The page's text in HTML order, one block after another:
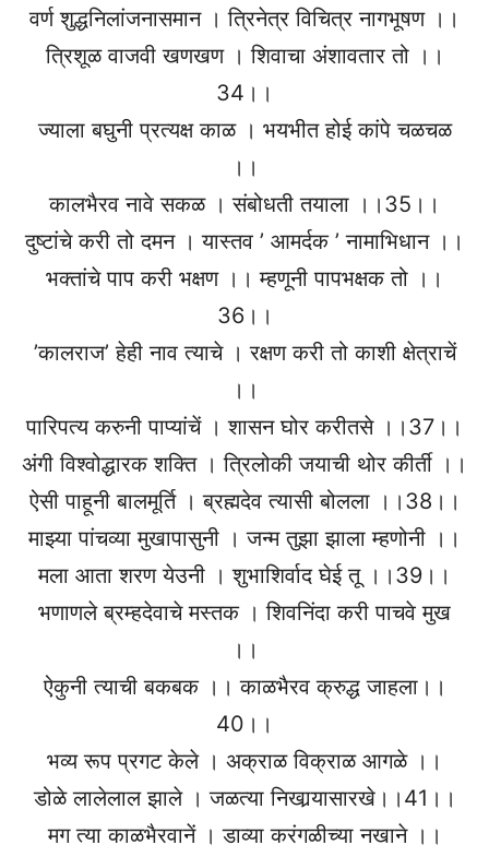
वर्ण शुद्धनिलांजनासमान । त्रिनेत्र विचित्र नागभूषण ।।
त्रिशूळ वाजवी खणखण । शिवाचा अंशावतार तो ।।
34।।
ज्याला बघुनी प्रत्यक्ष काळ । भयभीत होई कांपे चळचळ
।।
कालभैरव नावे सकळ । संबोधती तयाला ।।35।।
दुष्टांचे करी तो दमन । यास्तव ’ आमर्दक ’ नामाभिधान ।।
भक्तांचे पाप करी भक्षण ।। म्हणूनी पापभक्षक तो ।।
36।।
’कालराज’ हेही नाव त्याचे । रक्षण करी तो काशी क्षेत्राचें
।।
पारिपत्य करुनी पाप्यांचें । शासन घोर करीतसे ।।37।।
अंगी विश्वोद्धारक शक्ति । त्रिलोकी जयाची थोर कीर्ती ।।
ऐसी पाहूनी बालमूर्ति । ब्रह्मदेव त्यासी बोलला ।।38।।
माझ्या पांचव्या मुखापासुनी । जन्म तुझा झाला म्हणोनी ।।
मला आता शरण येउनी । शुभाशिर्वाद घेई तू ।।39।।
भणाणले ब्रम्हदेवाचे मस्तक । शिवनिंदा करी पाचवे मुख
।।
ऐकुनी त्याची बकबक ।। काळभैरव क्रुद्ध जाहला।।
40।।
भव्य रूप प्रगट केले । अक्राळ विक्राळ आगळे ।।
डोळे लालेलाल झाले । जळत्या निखार्‍यासारखे।।41।।
मग त्या काळभैरवानें । डाव्या करंगळीच्या नखाने ।।